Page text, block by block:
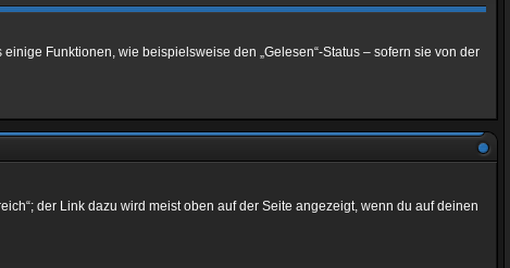
Funktionen, wie beispielsweise den „Gelesen“-Status – sofern sie von der
der Link dazu wird meist oben auf der Seite angezeigt, wenn du auf deinen